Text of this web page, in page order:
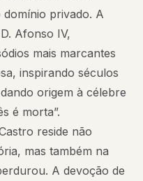
privado. A
Afonso IV,
mais marcantes
inspirando séculos
origem à célebre
é morta”.
reside não
mas também na
A devoção de